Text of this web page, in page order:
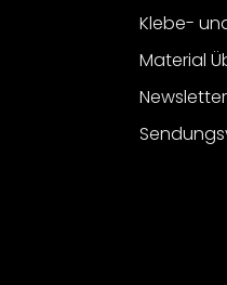
Klebe-
Material